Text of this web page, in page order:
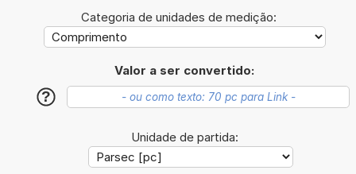
Categoria de unidades de medição:
Valor a ser convertido:
?
Unidade de partida: